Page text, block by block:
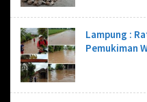
Lampung :
Pemukiman